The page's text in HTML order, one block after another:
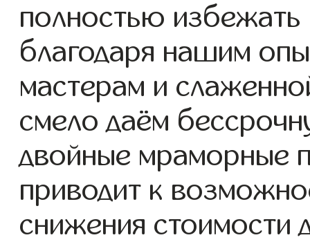
полностью
благодаря нашим
мастерам и
смело даём
двойные мраморные
приводит к
снижения стоимости